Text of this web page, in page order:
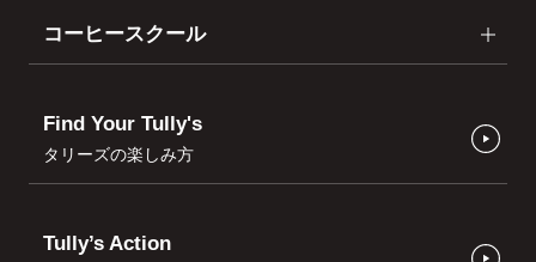
コーヒースクール
Find Your Tully's
タリーズの楽しみ方
Tully’s Action